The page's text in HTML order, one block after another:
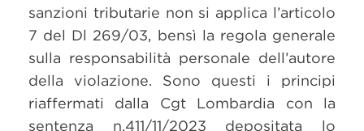
sanzioni tributarie non si applica l’articolo
7 del Dl 269/03, bensì la regola generale
sulla responsabilità personale dell’autore
della violazione. Sono questi i principi
riaffermati dalla Cgt Lombardia con la
sentenza n.411/11/2023 depositata lo